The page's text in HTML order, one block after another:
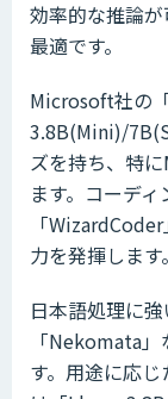
効率的な推論
最適です。
Microsoft社の
3.8B(Mini)/
ズを持ち、特
ます。コーデ
「
力を発揮します。
日本語処理に
「Nekomata
す。用途に応